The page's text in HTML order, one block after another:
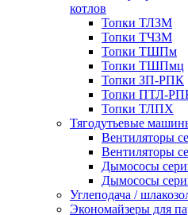
котлов
Топки ТЛЗМ
Топки ТЧЗМ
Топки ТШПм
Топки ТШПмц
Топки ЗП-РПК
Топки ПТЛ-
Топки ТЛПХ
Тягодутьевые
Вентиляторы
Вентиляторы
Дымососы
Дымососы
Углеподача /
Экономайзеры для